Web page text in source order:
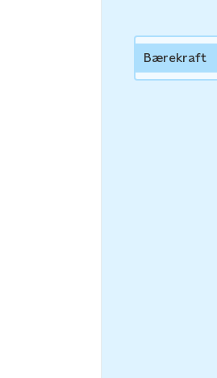
NewsBærekraft